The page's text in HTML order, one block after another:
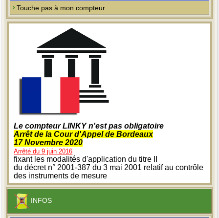
Touche pas à mon compteur
Le compteur LINKY n'est pas obligatoire
Arrêt de la Cour d'Appel de Bordeaux
17 Novembre 2020
Arrêté du 9 juin 2016
fixant les modalités d'application du titre II
du décret n° 2001-387 du 3 mai 2001 relatif au contrôle
des instruments de mesure
INFOS